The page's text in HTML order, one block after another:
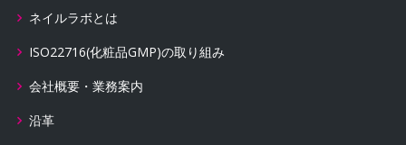
ネイルラボとは
ISO22716(化粧品GMP)の取り組み
会社概要・業務案内
沿革